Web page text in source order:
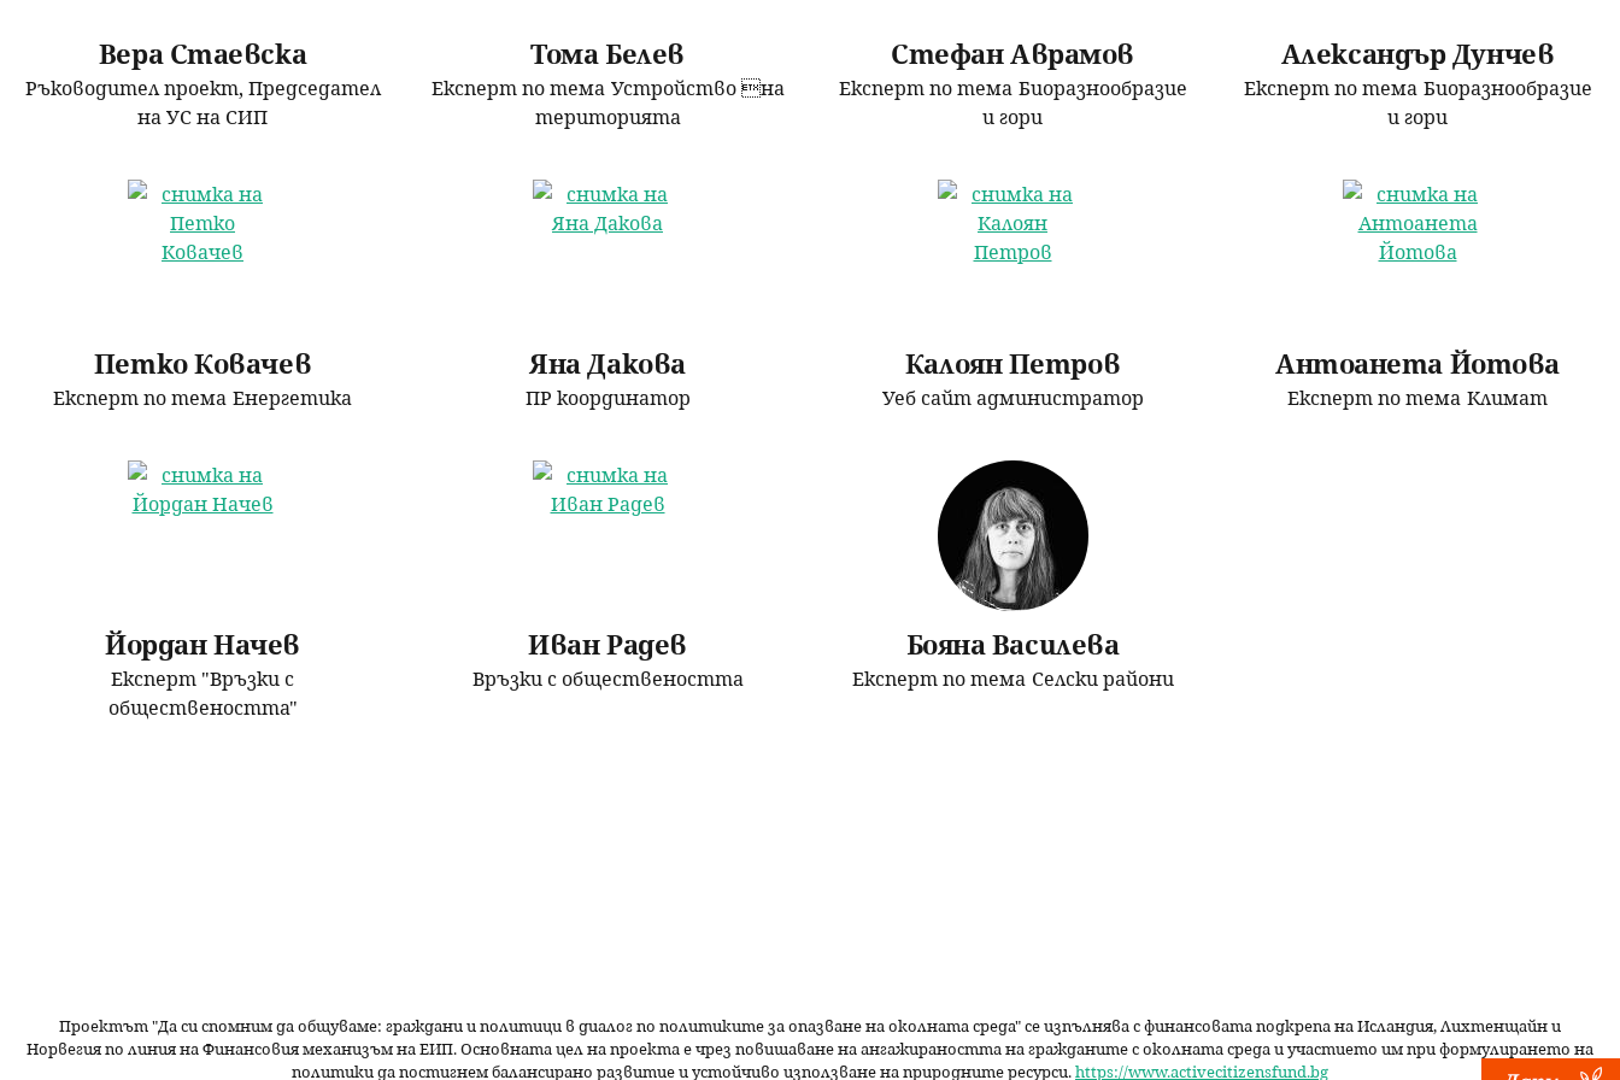
ю
р
с
н
Вера Стаевска
Ръководител проект, Председател
на УС на СИП
Тома Белев
Експерт по тема Устройство на
територията
Стефан Аврамов
Експерт по тема Биоразнообразие
и гори
Александър Дунчев
Експерт по тема Биоразнообразие
и гори
Петко Ковачев
Експерт по тема Енергетика
Яна Дакова
ПР координатор
Калоян Петров
Уеб сайт администратор
Антоанета Йотова
Експерт по тема Климат
Йордан Начев
Експерт "Връзки с
обществеността"
Иван Радев
Връзки с обществеността
Бояна Василева
Експерт по тема Селски райони
Проектът "Да си спомним да общуваме: граждани и политици в диалог по политиките за опазване на околната среда" се изпълнява с финансовата подкрепа на Исландия, Лихтенщайн и
Норвегия по линия на Финансовия механизъм на ЕИП. Основната цел на проекта е чрез повишаване на ангажираността на гражданите с околната среда и участието им при формулирането на
политики да постигнем балансирано развитие и устойчиво използване на природните ресурси.https://www.activecitizensfund.bg